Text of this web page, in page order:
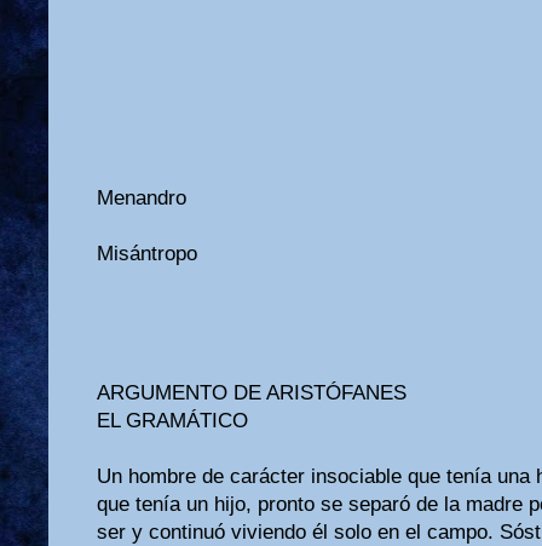
Menandro
Misántropo
ARGUMENTO DE ARISTÓFANES
EL GRAMÁTICO
Un hombre de carácter insociable que tenía una
que tenía un hijo, pronto se separó de la madre
ser y continuó viviendo él solo en el campo.